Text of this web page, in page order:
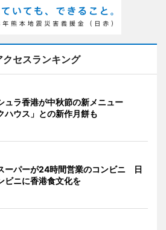
クセスランキング
ュラ香港が中秋節の新メニュー
ハウス」との新作月餅も
ーパーが24時間営業のコンビニ 日
ビニに香港食文化を